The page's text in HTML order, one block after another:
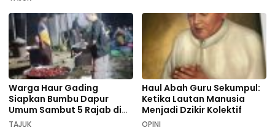
Warga Haur Gading
Siapkan Bumbu Dapur
Umum Sambut 5 Rajab di
Sekumpul
TAJUK
Haul Abah Guru Sekumpul:
Ketika Lautan Manusia
Menjadi Dzikir Kolektif
OPINI